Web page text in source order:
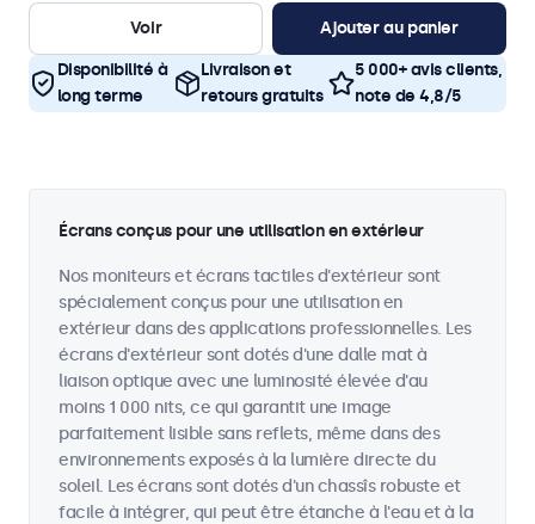
Voir
Ajouter au panier
Disponibilité à
long terme
Livraison et
retours gratuits
5 000+ avis clients,
note de 4,8/5
Écrans conçus pour une utilisation en extérieur
Nos moniteurs et écrans tactiles d'extérieur sont
spécialement conçus pour une utilisation en
extérieur dans des applications professionnelles. Les
écrans d'extérieur sont dotés d'une dalle mat à
liaison optique avec une luminosité élevée d'au
moins 1 000 nits, ce qui garantit une image
parfaitement lisible sans reflets, même dans des
environnements exposés à la lumière directe du
soleil. Les écrans sont dotés d'un chassîs robuste et
facile à intégrer, qui peut être étanche à l'eau et à la